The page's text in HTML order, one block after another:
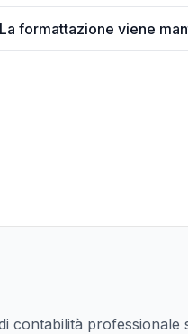
La formattazione viene
contabilità professionale